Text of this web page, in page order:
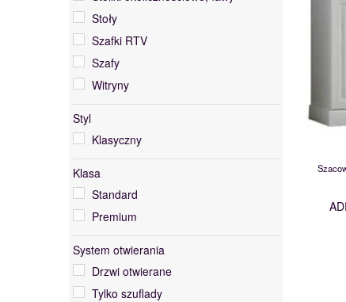
Szafki RTV niskie
Komody pod TV
Szafki RTV do salonu
Szafy z drzwiami uchylnymi
Stoły
Szafki RTV
Szafy
Witryny
Styl
Klasyczny
Klasa
Standard
Premium
System otwierania
Drzwi otwierane
Tylko szuflady